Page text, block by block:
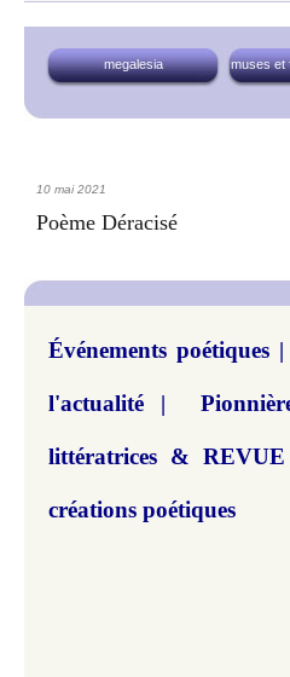
megalesia
muses et
10 mai 2021
Poème Déracisé
Événements poétiques
l'actualité |
littératrices &
créations poétiques